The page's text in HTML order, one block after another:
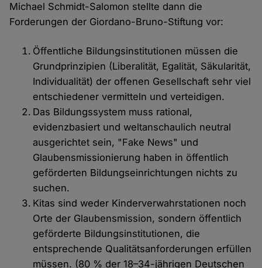
Michael Schmidt-Salomon stellte dann die
Forderungen der Giordano-Bruno-Stiftung vor:
Öffentliche Bildungsinstitutionen müssen die
Grundprinzipien (Liberalität, Egalität, Säkularität,
Individualität) der offenen Gesellschaft sehr viel
entschiedener vermitteln und verteidigen.
Das Bildungssystem muss rational,
evidenzbasiert und weltanschaulich neutral
ausgerichtet sein, "Fake News" und
Glaubensmissionierung haben in öffentlich
geförderten Bildungseinrichtungen nichts zu
suchen.
Kitas sind weder Kinderverwahrstationen noch
Orte der Glaubensmission, sondern öffentlich
geförderte Bildungsinstitutionen, die
entsprechende Qualitätsanforderungen erfüllen
müssen. (80 % der 18–34-jährigen Deutschen